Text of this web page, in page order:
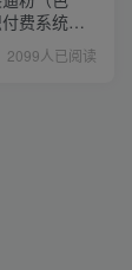
费系统，
项目
2099人已阅读